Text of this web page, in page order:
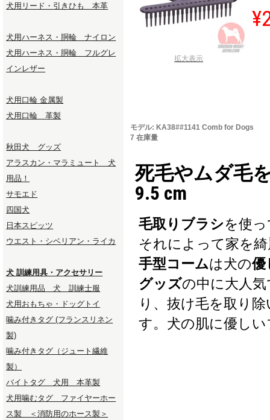
犬用リード・引きひも 本革
犬用ハーネス・胴輪 ナイロン
犬用ハーネス・胴輪 フルグレ
インレザー
犬用口輪 金属製
犬用口輪 革製
秋田犬 グッズ
アラスカン・マラミュート 犬
用品！
サモエド
四国犬
日本スピッツ
ウエスト・シベリアン・ライカ
犬 訓練用具・アクセサリー
犬訓練用品 犬 訓練士服
犬用おもちゃ・ドッグトイ
噛み付きタグ (フランスリネン
製)
噛み付きタグ（ジュート繊維
製）
バイトタグ 犬用 本革製
犬用噛むタグ ファイヤーホー
ス製 ＜消防用のホース製＞
拡大表示
モデル: KA38##1141 Comb for Dogs
7 在庫量
死毛やムダ毛
9.5 cm
毛取りブラシを使
それによって家を
手型コームは犬の優
グッズの中に大人
り、抜け毛を取り
す。犬の肌に優し